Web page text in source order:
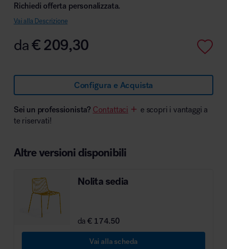
Area hospitality
MillerKnoll
Richiedi offerta personalizzata.
Vai alla Descrizione
da€209,30
Configura e Acquista
Sei un professionista? Contattaci
e scopri i vantaggi a
te riservati!
Altre versioni disponibili
Nolita sedia
da€ 174.50
Vai alla scheda